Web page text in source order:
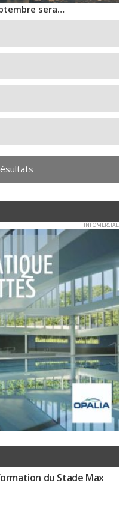
sera…
INFOMERCIAL
du Stade Max